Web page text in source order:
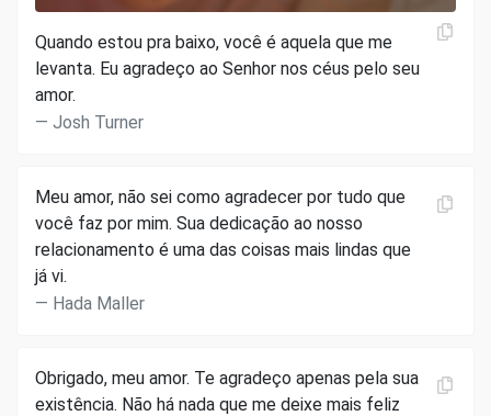
Quando estou pra baixo, você é aquela que me
levanta. Eu agradeço ao Senhor nos céus pelo seu
amor.
Josh Turner
Meu amor, não sei como agradecer por tudo que
você faz por mim. Sua dedicação ao nosso
relacionamento é uma das coisas mais lindas que
já vi.
Hada Maller
Obrigado, meu amor. Te agradeço apenas pela sua
existência. Não há nada que me deixe mais feliz